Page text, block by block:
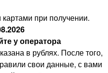
при получении.
у оператора
в рублях. После того,
свои данные, с вами